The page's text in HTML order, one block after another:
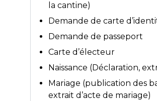
la cantine)
Demande de carte
Demande de passeport
Carte d’électeur
Naissance (Déclaration,
Mariage (publication des
extrait d’acte de mariage)